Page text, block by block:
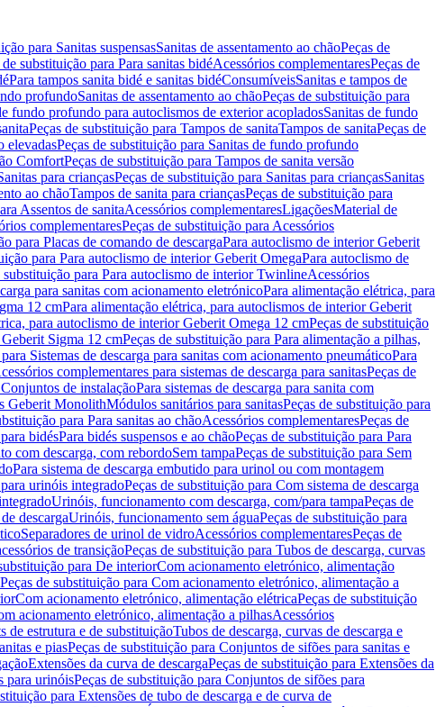
para Sanitas suspensasSanitas de assentamento ao chãoPeças de
de substituição para Para sanitas bidéAcessórios complementaresPeças de
Para tampos sanita bidé e sanitas bidéConsumíveisSanitas e tampos de
profundoSanitas de assentamento ao chãoPeças de substituição para
fundo profundo para autoclismos de exterior acopladosSanitas de fundo
Peças de substituição para Tampos de sanitaTampos de sanitaPeças de
elevadasPeças de substituição para Sanitas de fundo profundo
ComfortPeças de substituição para Tampos de sanita versão
para criançasPeças de substituição para Sanitas para criançasSanitas
ao chãoTampos de sanita para criançasPeças de substituição para
Assentos de sanitaAcessórios complementaresLigaçõesMaterial de
complementaresPeças de substituição para Acessórios
para Placas de comando de descargaPara autoclismo de interior Geberit
para Para autoclismo de interior Geberit OmegaPara autoclismo de
substituição para Para autoclismo de interior TwinlineAcessórios
para sanitas com acionamento eletrónicoPara alimentação elétrica, para
12 cmPara alimentação elétrica, para autoclismos de interior Geberit
para autoclismo de interior Geberit Omega 12 cmPeças de substituição
Sigma 12 cmPeças de substituição para Para alimentação a pilhas,
Sistemas de descarga para sanitas com acionamento pneumáticoPara
complementares para sistemas de descarga para sanitasPeças de
de instalaçãoPara sistemas de descarga para sanita com
Geberit MonolithMódulos sanitários para sanitasPeças de substituição para
para Para sanitas ao chãoAcessórios complementaresPeças de
bidésPara bidés suspensos e ao chãoPeças de substituição para Para
com descarga, com rebordoSem tampaPeças de substituição para Sem
Para sistema de descarga embutido para urinol ou com montagem
urinóis integradoPeças de substituição para Com sistema de descarga
Urinóis, funcionamento com descarga, com/para tampaPeças de
descargaUrinóis, funcionamento sem águaPeças de substituição para
Separadores de urinol de vidroAcessórios complementaresPeças de
de transiçãoPeças de substituição para Tubos de descarga, curvas
para De interiorCom acionamento eletrónico, alimentação
Peças de substituição para Com acionamento eletrónico, alimentação a
Com acionamento eletrónico, alimentação elétricaPeças de substituição
acionamento eletrónico, alimentação a pilhasAcessórios
de estrutura e de substituiçãoTubos de descarga, curvas de descarga e
e piasPeças de substituição para Conjuntos de sifões para sanitas e
Extensões da curva de descargaPeças de substituição para Extensões da
para urinóisPeças de substituição para Conjuntos de sifões para
para Extensões de tubo de descarga e de curva de